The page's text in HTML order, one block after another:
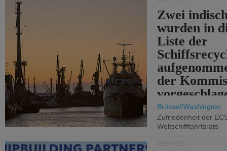
Zwei
wurden in
Liste der
der
Brüssel/Washington
Zufriedenheit der
Weltschifffahrtsrats